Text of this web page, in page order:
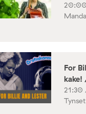
For
kake!
21:30
Tynset